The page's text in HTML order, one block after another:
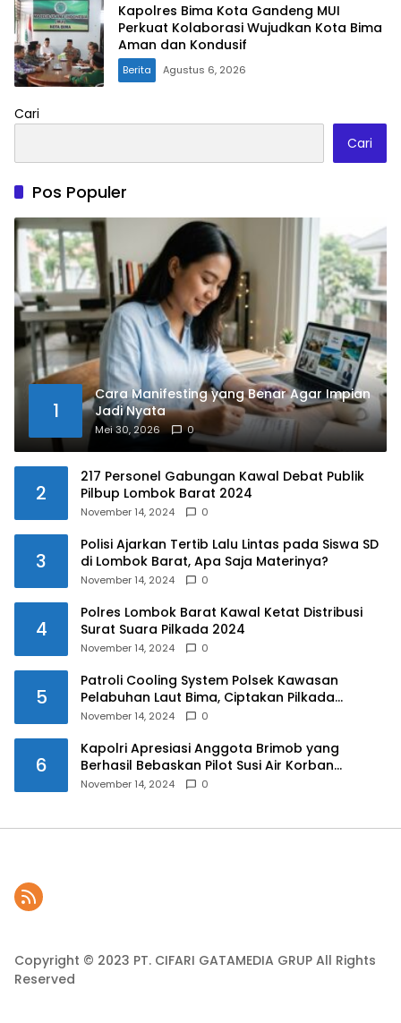
Kapolres Bima Kota Gandeng MUI
Perkuat Kolaborasi Wujudkan Kota Bima
Aman dan Kondusif
Berita Agustus 6, 2026
Cari
Cari
Pos Populer
1
Cara Manifesting yang Benar Agar Impian
Jadi Nyata
Mei 30, 2026 0
2
217 Personel Gabungan Kawal Debat Publik
Pilbup Lombok Barat 2024
November 14, 2024 0
3
Polisi Ajarkan Tertib Lalu Lintas pada Siswa SD
di Lombok Barat, Apa Saja Materinya?
November 14, 2024 0
4
Polres Lombok Barat Kawal Ketat Distribusi
Surat Suara Pilkada 2024
November 14, 2024 0
5
Patroli Cooling System Polsek Kawasan
Pelabuhan Laut Bima, Ciptakan Pilkada
Serentak 2024 yang Aman dan Damai
November 14, 2024 0
6
Kapolri Apresiasi Anggota Brimob yang
Berhasil Bebaskan Pilot Susi Air Korban
Penyanderaan KKB
November 14, 2024 0
Copyright © 2023 PT. CIFARI GATAMEDIA GRUP All Rights
Reserved